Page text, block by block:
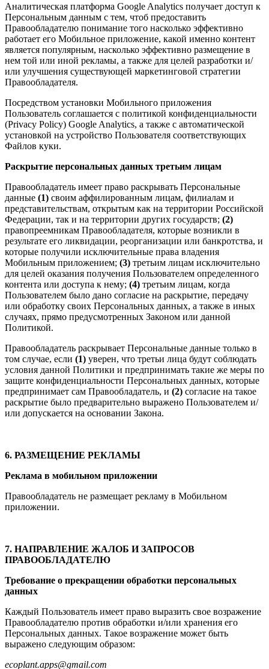
Аналитическая платформа Google Analytics получает доступ к
Персональным данным с тем, чтоб предоставить
Правообладателю понимание того насколько эффективно
работает его Мобильное приложение, какой именно контент
является популярным, насколько эффективно размещение в
нем той или иной рекламы, а также для целей разработки и/
или улучшения существующей маркетинговой стратегии
Правообладателя.
Посредством установки Мобильного приложения
Пользователь соглашается с политикой конфиденциальности
(Privacy Policy) Google Analytics, а также с автоматической
установкой на устройство Пользователя соответствующих
Файлов куки.
Раскрытие персональных данных третьим лицам
Правообладатель имеет право раскрывать Персональные
данные (1) своим аффилированным лицам, филиалам и
представительствам, открытым как на территории Российской
Федерации, так и на территории других государств; (2)
правопреемникам Правообладателя, которые возникли в
результате его ликвидации, реорганизации или банкротства, и
которые получили исключительные права владения
Мобильным приложением; (3) третьим лицам исключительно
для целей оказания получения Пользователем определенного
контента или доступа к нему; (4) третьим лицам, когда
Пользователем было дано согласие на раскрытие, передачу
или обработку своих Персональных данных, а также в иных
случаях, прямо предусмотренных Законом или данной
Политикой.
Правообладатель раскрывает Персональные данные только в
том случае, если (1) уверен, что третьи лица будут соблюдать
условия данной Политики и предпринимать такие же меры по
защите конфиденциальности Персональных данных, которые
предпринимает сам Правообладатель, и (2) согласие на такое
раскрытие было предварительно выражено Пользователем и/
или допускается на основании Закона.
6. РАЗМЕЩЕНИЕ РЕКЛАМЫ
Реклама в мобильном приложении
Правообладатель не размещает рекламу в Мобильном
приложении.
7. НАПРАВЛЕНИЕ ЖАЛОБ И ЗАПРОСОВ
ПРАВООБЛАДАТЕЛЮ
Требование о прекращении обработки персональных
данных
Каждый Пользователь имеет право выразить свое возражение
Правообладателю против обработки и/или хранения его
Персональных данных. Такое возражение может быть
выражено следующим образом:
ecoplant.apps@gmail.com